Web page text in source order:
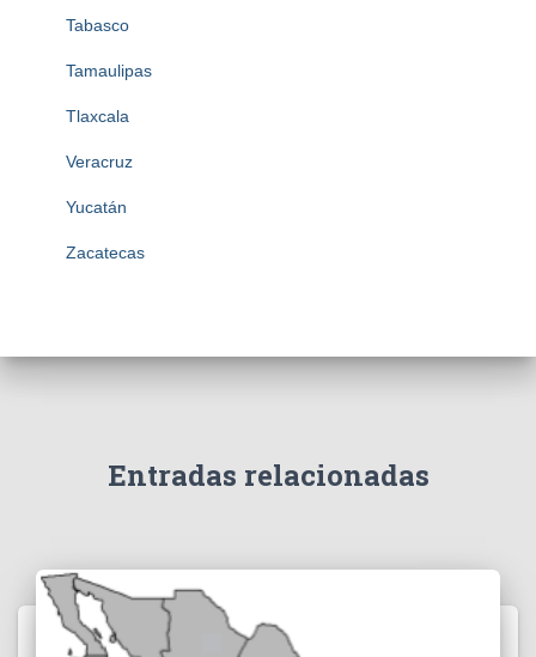
Tabasco
Tamaulipas
Tlaxcala
Veracruz
Yucatán
Zacatecas
Entradas relacionadas